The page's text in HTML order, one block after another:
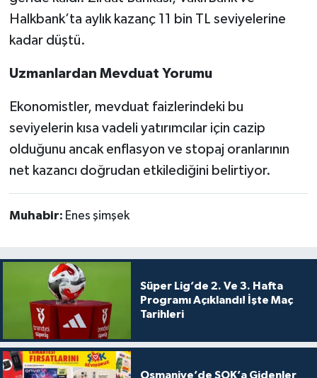
Halkbank’ta aylık kazanç 11 bin TL seviyelerine
kadar düştü.
Uzmanlardan Mevduat Yorumu
Ekonomistler, mevduat faizlerindeki bu
seviyelerin kısa vadeli yatırımcılar için cazip
olduğunu ancak enflasyon ve stopaj oranlarının
net kazancı doğrudan etkilediğini belirtiyor.
Muhabir: Enes şimşek
Süper Lig’de 2. Ve 3. Hafta
Programı Açıklandı! İşte Maç
Tarihleri
Osmaniye’de ŞOK’a Gidenler